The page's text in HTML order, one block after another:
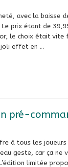
avec la baisse
prix étant de
le choix était vite
joli effet en …
pré-
à tous les
geste, car ça
limitée